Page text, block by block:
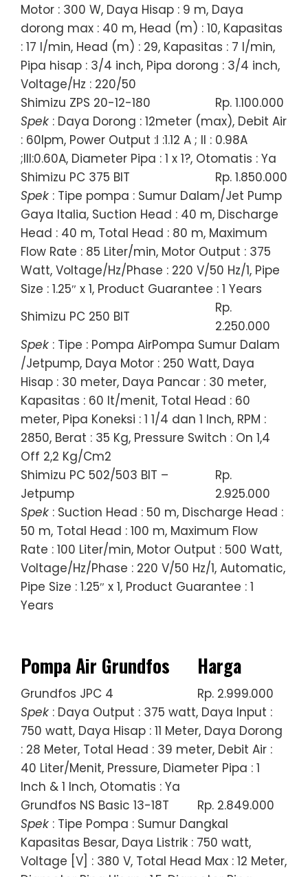
Motor : 300 W, Daya Hisap : 9 m, Daya
dorong max : 40 m, Head (m) : 10, Kapasitas
: 17 l/min, Head (m) : 29, Kapasitas : 7 l/min,
Pipa hisap : 3/4 inch, Pipa dorong : 3/4 inch,
Voltage/Hz : 220/50
Shimizu ZPS 20-12-180
Rp. 1.100.000
Spek : Daya Dorong : 12meter (max), Debit Air
: 60lpm, Power Output :I :1.12 A ; II : 0.98A
;III:0.60A, Diameter Pipa : 1 x 1?, Otomatis : Ya
Shimizu PC 375 BIT
Rp. 1.850.000
Spek : Tipe pompa : Sumur Dalam/Jet Pump
Gaya Italia, Suction Head : 40 m, Discharge
Head : 40 m, Total Head : 80 m, Maximum
Flow Rate : 85 Liter/min, Motor Output : 375
Watt, Voltage/Hz/Phase : 220 V/50 Hz/1, Pipe
Size : 1.25″ x 1, Product Guarantee : 1 Years
Shimizu PC 250 BIT
Rp.
2.250.000
Spek : Tipe : Pompa AirPompa Sumur Dalam
/Jetpump, Daya Motor : 250 Watt, Daya
Hisap : 30 meter, Daya Pancar : 30 meter,
Kapasitas : 60 lt/menit, Total Head : 60
meter, Pipa Koneksi : 1 1/4 dan 1 Inch, RPM :
2850, Berat : 35 Kg, Pressure Switch : On 1,4
Off 2,2 Kg/Cm2
Shimizu PC 502/503 BIT –
Jetpump
Rp.
2.925.000
Spek : Suction Head : 50 m, Discharge Head :
50 m, Total Head : 100 m, Maximum Flow
Rate : 100 Liter/min, Motor Output : 500 Watt,
Voltage/Hz/Phase : 220 V/50 Hz/1, Automatic,
Pipe Size : 1.25″ x 1, Product Guarantee : 1
Years
Pompa Air Grundfos Harga
Grundfos JPC 4
Rp. 2.999.000
Spek : Daya Output : 375 watt, Daya Input :
750 watt, Daya Hisap : 11 Meter, Daya Dorong
: 28 Meter, Total Head : 39 meter, Debit Air :
40 Liter/Menit, Pressure, Diameter Pipa : 1
Inch & 1 Inch, Otomatis : Ya
Grundfos NS Basic 13-18T
Rp. 2.849.000
Spek : Tipe Pompa : Sumur Dangkal
Kapasitas Besar, Daya Listrik : 750 watt,
Voltage [V] : 380 V, Total Head Max : 12 Meter,